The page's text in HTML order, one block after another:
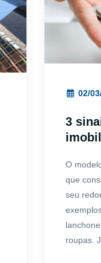
02/
3
O
que
seu
roupas.